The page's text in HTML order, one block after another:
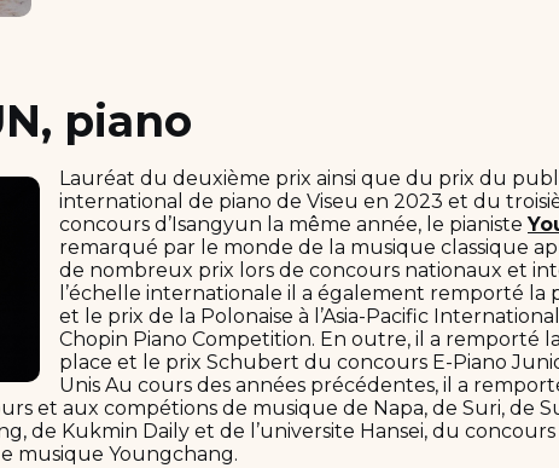
piano
Lauréat du deuxième prix ainsi que du prix du
international de piano de Viseu en 2023 et du
concours d’Isangyun la même année, le pianiste
remarqué par le monde de la musique classique
de nombreux prix lors de concours nationaux et
l’échelle internationale il a également remporté la
et le prix de la Polonaise à l’Asia-Pacific
Chopin Piano Competition. En outre, il a remporté
place et le prix Schubert du concours E-Piano
Unis Au cours des années précédentes, il a
et aux compétions de musique de Napa, de Suri, de
de Kukmin Daily et de l’universite Hansei, du
musique Youngchang.